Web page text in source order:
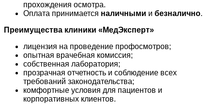
прохождения осмотра.
Оплата принимается наличными и безналично.
Преимущества клиники «МедЭксперт»
лицензия на проведение профосмотров;
опытная врачебная комиссия;
собственная лаборатория;
прозрачная отчетность и соблюдение всех
требований законодательства;
комфортные условия для пациентов и
корпоративных клиентов.